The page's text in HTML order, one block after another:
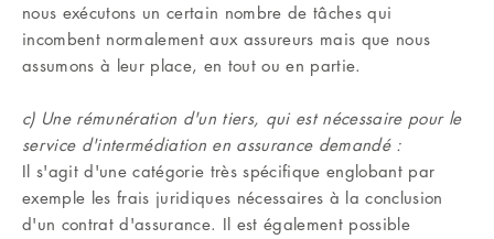
nous exécutons un certain nombre de tâches qui
incombent normalement aux assureurs mais que nous
assumons à leur place, en tout ou en partie.
c) Une rémunération d'un tiers, qui est nécessaire pour le
service d'intermédiation en assurance demandé :
Il s'agit d'une catégorie très spécifique englobant par
exemple les frais juridiques nécessaires à la conclusion
d'un contrat d'assurance. Il est également possible